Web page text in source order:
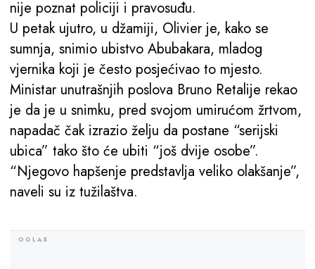
nije poznat policiji i pravosuđu.
U petak ujutro, u džamiji, Olivier je, kako se
sumnja, snimio ubistvo Abubakara, mladog
vjernika koji je često posjećivao to mjesto.
Ministar unutrašnjih poslova Bruno Retalije rekao
je da je u snimku, pred svojom umirućom žrtvom,
napadač čak izrazio želju da postane “serijski
ubica” tako što će ubiti “još dvije osobe”.
“Njegovo hapšenje predstavlja veliko olakšanje”,
naveli su iz tužilaštva.